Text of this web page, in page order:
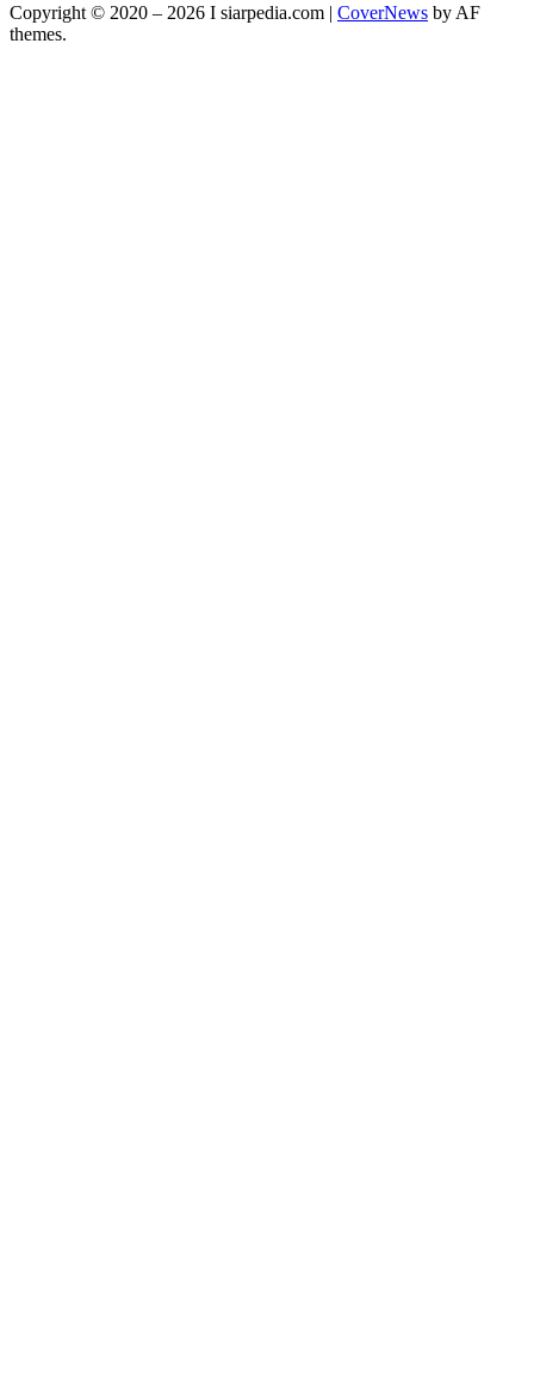
Copyright © 2020 – 2026 I siarpedia.com | CoverNews by AF
themes.